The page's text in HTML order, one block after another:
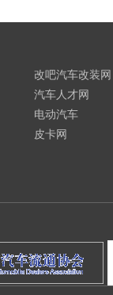
改吧汽车改装网
汽车人才网
电动汽车
皮卡网